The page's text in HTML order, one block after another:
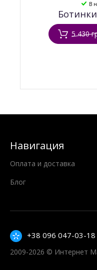
В
5 430
Навигация
Оплата и доставка
Блог
+38 096 047-03-18
2009-2026 © Интернет